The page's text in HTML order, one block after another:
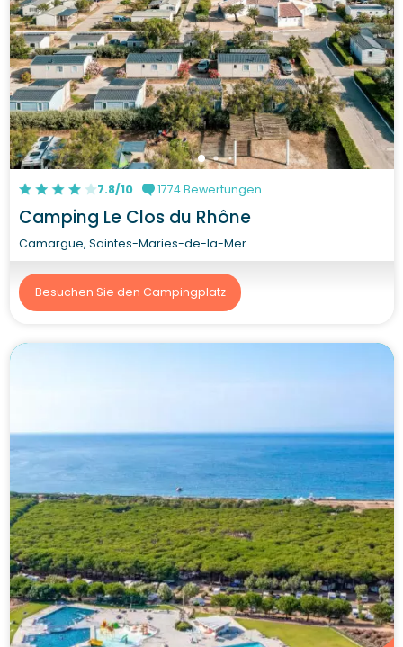
7.8/10 1774 Bewertungen
Camping Le Clos du Rhône
Camargue, Saintes-Maries-de-la-Mer
Besuchen Sie den Campingplatz